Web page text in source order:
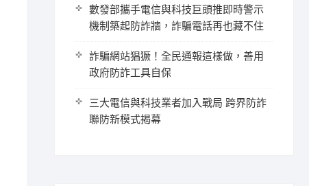
數發部攜手電信與科技巨頭推即時警示
機制築起防詐牆，詐騙電話再也藏不住
詐騙網站猖獗！全民通報這樣做，善用
政府防詐工具自保
三大電信與科技業者加入戰局 跨界防詐
聯防新模式揭幕